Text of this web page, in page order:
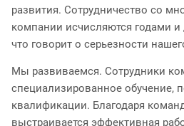
развития. Сотрудничество со
компании исчисляются годами
что говорит о серьезности
Мы развиваемся. Сотрудники
специализированное обучение,
квалификации. Благодаря
выстраивается эффективная